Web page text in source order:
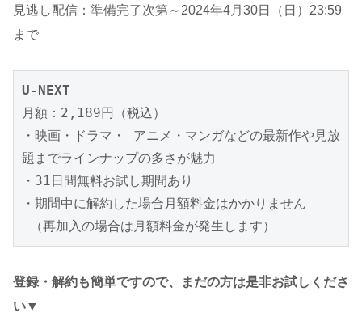
見逃し配信：準備完了次第～2024年4月30日（日）23:59
まで
U-NEXT
月額：2,189円（税込）
・映画・ドラマ・ アニメ・マンガなどの最新作や見放
題までラインナップの多さが魅力
・31日間無料お試し期間あり
・期間中に解約した場合月額料金はかかりません
（再加入の場合は月額料金が発生します）
登録・解約も簡単ですので、まだの方は是非お試しくださ
い▼